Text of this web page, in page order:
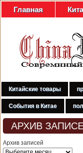
Главная
Китайские товары
События в Китае
АРХИВ
Архив записей